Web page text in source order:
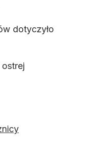
dotyczyło